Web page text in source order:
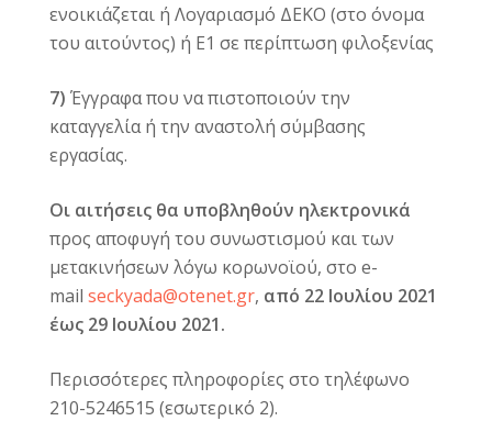
ενοικιάζεται ή Λογαριασμό ΔΕΚΟ (στο όνομα
του αιτούντος) ή Ε1 σε περίπτωση φιλοξενίας
7) Έγγραφα που να πιστοποιούν την
καταγγελία ή την αναστολή σύμβασης
εργασίας.
Οι αιτήσεις θα υποβληθούν ηλεκτρονικά
προς αποφυγή του συνωστισμού και των
μετακινήσεων λόγω κορωνοϊού, στο e-
mail seckyada@otenet.gr, από 22 Ιουλίου 2021
έως 29 Ιουλίου 2021.
Περισσότερες πληροφορίες στο τηλέφωνο
210-5246515 (εσωτερικό 2).